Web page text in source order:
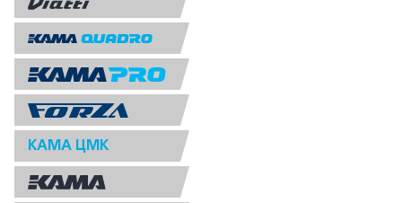
КАМА ЦМК